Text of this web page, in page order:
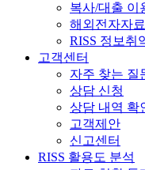
복사/대출 이
해외전자자
RISS 정보취
고객센터
자주 찾는 질
상담 신청
상담 내역 확
고객제안
신고센터
RISS 활용도 분석